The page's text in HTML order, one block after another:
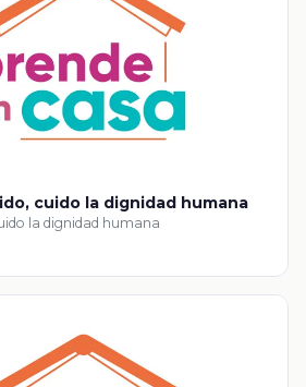
cuido la dignidad humana
la dignidad humana